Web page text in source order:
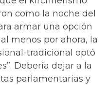
como la noche del
armar una opción
menos por ahora, la
tradicional optó
Debería dejar a la
parlamentarias y